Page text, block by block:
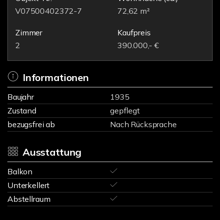
V07500402372-7
72,62 m²
Zimmer
2
Kaufpreis
390.000,- €
Informationen
Baujahr
1935
Zustand
gepflegt
bezugsfrei ab
Nach Rücksprache
Ausstattung
Balkon
Unterkellert
Abstellraum